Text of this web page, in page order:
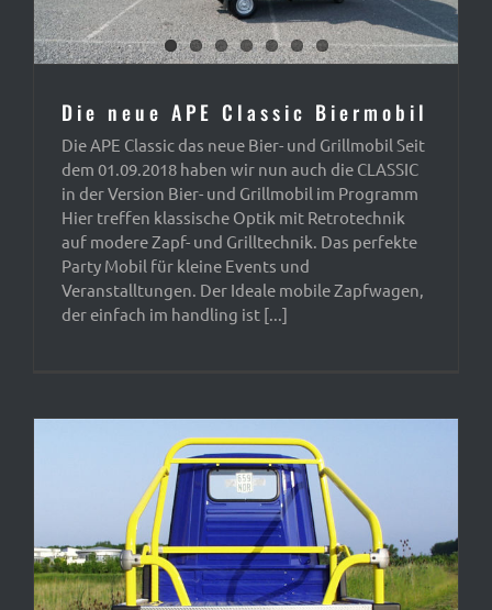
Die neue APE Classic Biermobil
Die APE Classic das neue Bier- und Grillmobil Seit
dem 01.09.2018 haben wir nun auch die CLASSIC
in der Version Bier- und Grillmobil im Programm
Hier treffen klassische Optik mit Retrotechnik
auf modere Zapf- und Grilltechnik. Das perfekte
Party Mobil für kleine Events und
Veranstalltungen. Der Ideale mobile Zapfwagen,
der einfach im handling ist [...]